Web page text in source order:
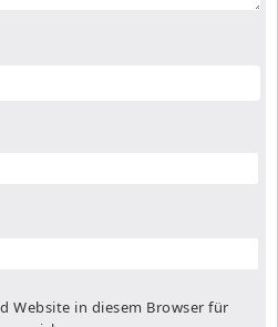
Website in diesem Browser für